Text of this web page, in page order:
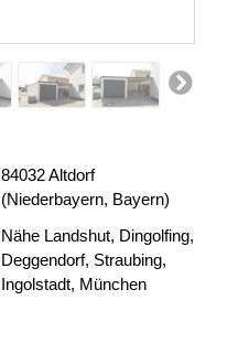
84032 Altdorf
(Niederbayern, Bayern)
Nähe Landshut, Dingolfing,
Deggendorf, Straubing,
Ingolstadt, München